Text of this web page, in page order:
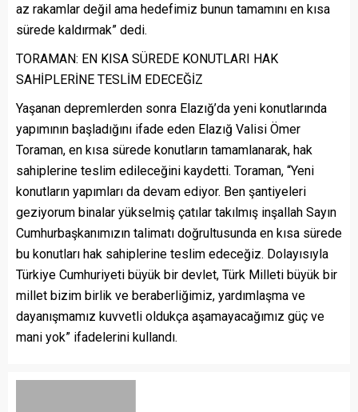
az rakamlar değil ama hedefimiz bunun tamamını en kısa
sürede kaldırmak” dedi.
TORAMAN: EN KISA SÜREDE KONUTLARI HAK
SAHİPLERİNE TESLİM EDECEĞİZ
Yaşanan depremlerden sonra Elazığ’da yeni konutlarında
yapımının başladığını ifade eden Elazığ Valisi Ömer
Toraman, en kısa sürede konutların tamamlanarak, hak
sahiplerine teslim edileceğini kaydetti. Toraman, “Yeni
konutların yapımları da devam ediyor. Ben şantiyeleri
geziyorum binalar yükselmiş çatılar takılmış inşallah Sayın
Cumhurbaşkanımızın talimatı doğrultusunda en kısa sürede
bu konutları hak sahiplerine teslim edeceğiz. Dolayısıyla
Türkiye Cumhuriyeti büyük bir devlet, Türk Milleti büyük bir
millet bizim birlik ve beraberliğimiz, yardımlaşma ve
dayanışmamız kuvvetli oldukça aşamayacağımız güç ve
mani yok” ifadelerini kullandı.